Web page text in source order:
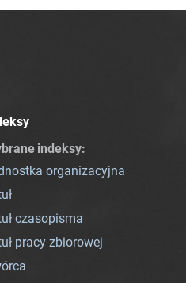
indeksy:
organizacyjna
czasopisma
pracy zbiorowej